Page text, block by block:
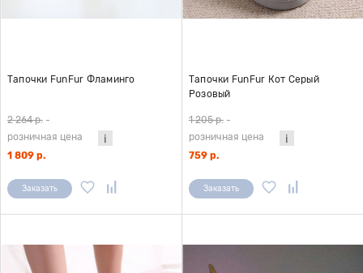
Тапочки FunFur Фламинго
2 264 р. -
розничная цена
1 809 р.
Заказать
Тапочки FunFur Кот Серый
Розовый
1 205 р. -
розничная цена
759 р.
Заказать